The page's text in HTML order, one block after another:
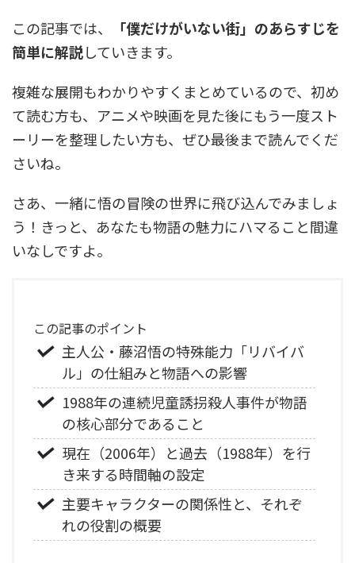
この記事では、
「僕だけがいない街」のあらすじを
簡単に解説していきます。
複雑な展開もわかりやすくまとめているので、初め
て読む方も、アニメや映画を見た後にもう一度スト
ーリーを整理したい方も、ぜひ最後まで読んでくだ
さいね。
さあ、一緒に悟の冒険の世界に飛び込んでみましょ
う！きっと、あなたも物語の魅力にハマること間違
いなしですよ。
この記事のポイント
主人公・藤沼悟の特殊能力「リバイバ
ル」の仕組みと物語への影響
1988年の連続児童誘拐殺人事件が物語
の核心部分であること
現在（2006年）と過去（1988年）を行
き来する時間軸の設定
主要キャラクターの関係性と、それぞ
れの役割の概要